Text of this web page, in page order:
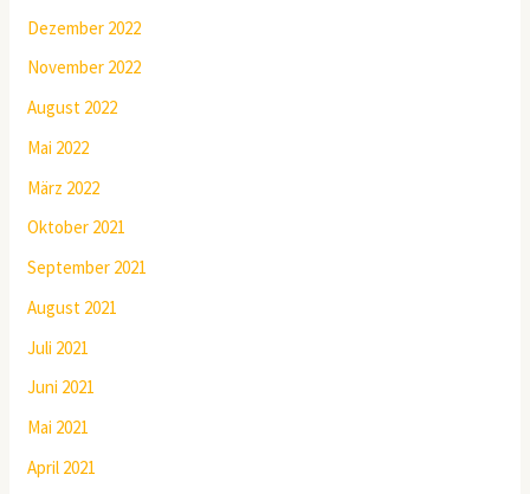
Dezember 2022
November 2022
August 2022
Mai 2022
März 2022
Oktober 2021
September 2021
August 2021
Juli 2021
Juni 2021
Mai 2021
April 2021